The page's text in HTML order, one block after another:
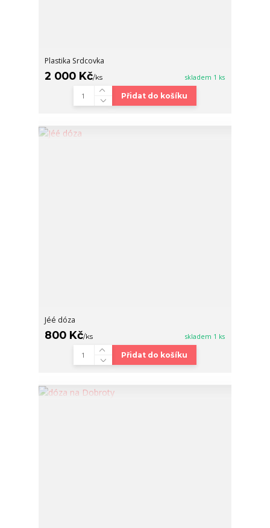
Plastika Srdcovka
2 000 Kč/ks skladem 1 ks
Přidat do košíku
Jéé dóza
800 Kč/ks skladem 1 ks
Přidat do košíku